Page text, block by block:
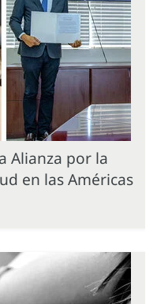
Alianza por la
en las Américas